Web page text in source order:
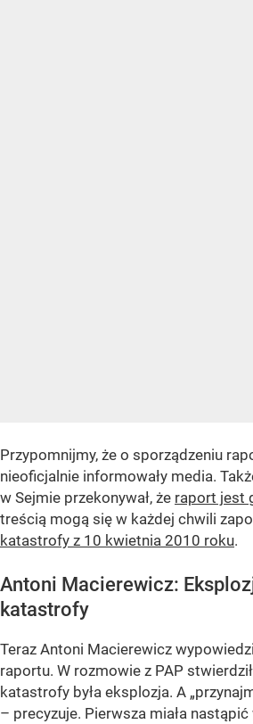
Przypomnijmy, że o sporządzeniu
nieoficjalnie informowały media.
w Sejmie przekonywał, że raport jest
treścią mogą się w każdej chwili
katastrofy z 10 kwietnia 2010 roku.
Antoni Macierewicz:
katastrofy
Teraz Antoni Macierewicz
raportu. W rozmowie z PAP
katastrofy była eksplozja. A
– precyzuje. Pierwsza miała